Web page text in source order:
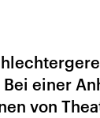
einer
von